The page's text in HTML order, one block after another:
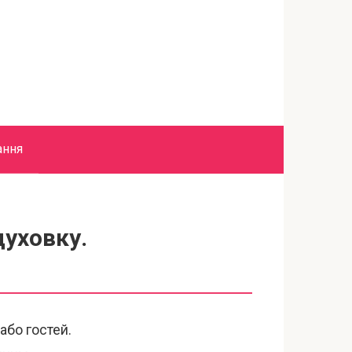
гостей.